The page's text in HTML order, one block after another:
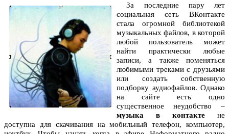
За последние пару лет
социальная сеть ВКонтакте
стала огромной библиотекой
музыкальных файлов, в которой
любой пользователь может
найти практически любые
записи, а также поменяться
любимыми треками с друзьями
или создать собственную
подборку аудиофайлов. Однако
на сайте есть одно
существенное неудобство –
музыка в контакте не
доступна для скачивания на мобильный телефон, компьютер,